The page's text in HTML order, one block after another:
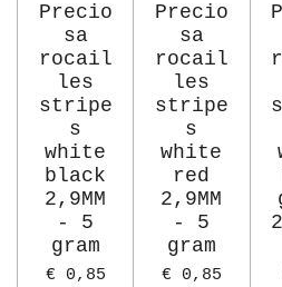
Precio
sa
rocail
les
stripe
s
white
black
2,9MM
- 5
gram
€ 0,85
Precio
sa
rocail
les
stripe
s
white
red
2,9MM
- 5
gram
€ 0,85